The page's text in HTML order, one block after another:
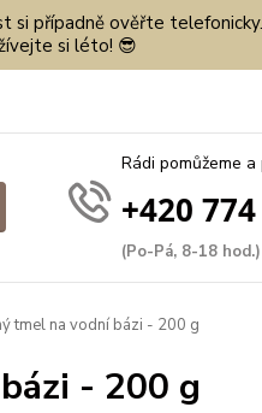
případně ověřte
si léto! 😎
Rádi pomůžeme a
+420
(Po-Pá, 8-18 hod.)
tmel na vodní bázi - 200 g
- 200 g